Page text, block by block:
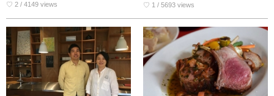
♡ 2 / 4149 views
♡ 1 / 5693 views